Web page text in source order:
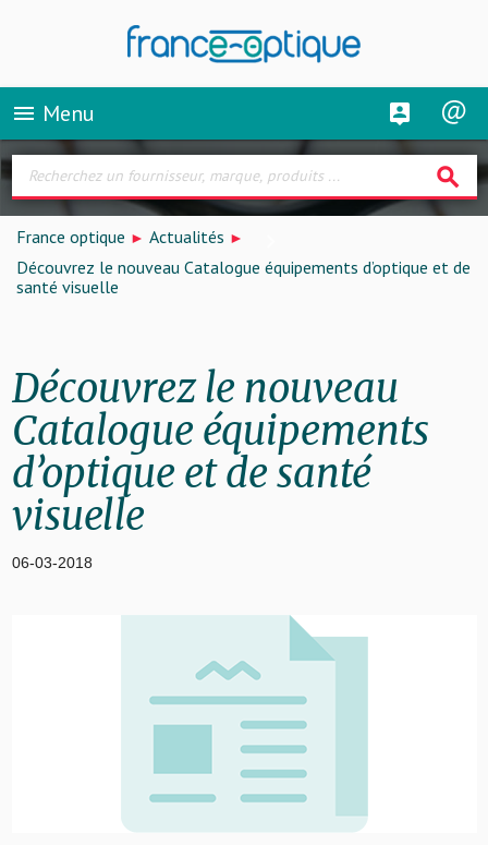
menu Menu
search
France optique
Actualités
Découvrez le nouveau Catalogue équipements d’optique et de
santé visuelle
Découvrez le nouveau
Catalogue équipements
d’optique et de santé
visuelle
06-03-2018